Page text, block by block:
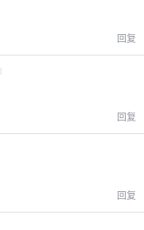
回复
回复
回复